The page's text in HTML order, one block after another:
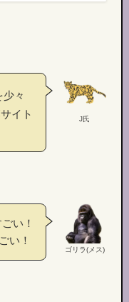
J氏
少々
イト
ゴリラ(メス)
い！
い！